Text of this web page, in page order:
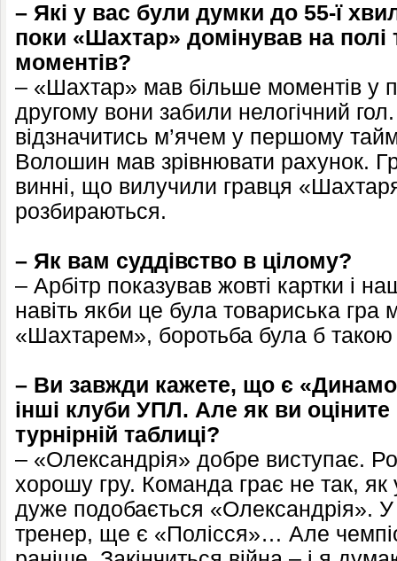
– Які у вас були думки до 55-ї
поки «Шахтар» домінував на
моментів?
– «Шахтар» мав більше моментів у
другому вони забили нелогічний
відзначитись м’ячем у першому
Волошин мав зрівнювати рахунок.
винні, що вилучили гравця
розбираються.
– Як вам суддівство в цілому?
– Арбітр показував жовті картки і
навіть якби це була товариська гра
«Шахтарем», боротьба була б
– Ви завжди кажете, що є
інші клуби УПЛ. Але як ви оціните
турнірній таблиці?
– «Олександрія» добре виступає.
хорошу гру. Команда грає не так, як
дуже подобається «Олександрія».
тренер, ще є «Полісся»… Але